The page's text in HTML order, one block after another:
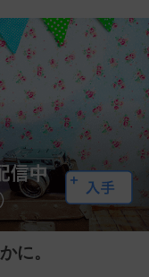
に。